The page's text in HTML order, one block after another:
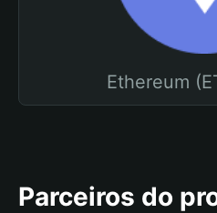
Ethereum
Parceiros do